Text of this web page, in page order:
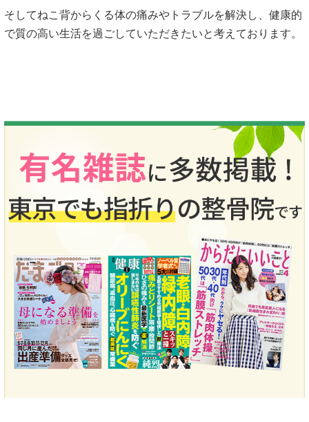
そしてねこ背からくる体の痛みやトラブルを解決し、健康的
で質の高い生活を過ごしていただきたいと考えております。